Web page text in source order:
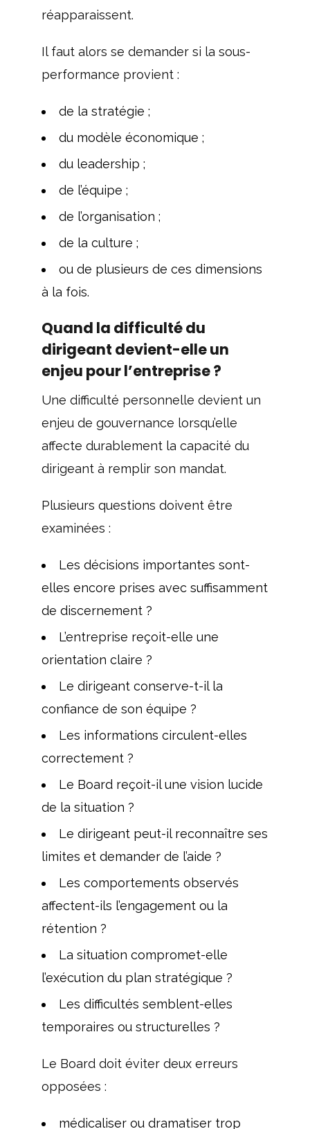
réapparaissent.
Il faut alors se demander si la sous-
performance provient :
de la stratégie ;
du modèle économique ;
du leadership ;
de l’équipe ;
de l’organisation ;
de la culture ;
ou de plusieurs de ces dimensions
à la fois.
Quand la difficulté du
dirigeant devient-elle un
enjeu pour l’entreprise ?
Une difficulté personnelle devient un
enjeu de gouvernance lorsqu’elle
affecte durablement la capacité du
dirigeant à remplir son mandat.
Plusieurs questions doivent être
examinées :
Les décisions importantes sont-
elles encore prises avec suffisamment
de discernement ?
L’entreprise reçoit-elle une
orientation claire ?
Le dirigeant conserve-t-il la
confiance de son équipe ?
Les informations circulent-elles
correctement ?
Le Board reçoit-il une vision lucide
de la situation ?
Le dirigeant peut-il reconnaître ses
limites et demander de l’aide ?
Les comportements observés
affectent-ils l’engagement ou la
rétention ?
La situation compromet-elle
l’exécution du plan stratégique ?
Les difficultés semblent-elles
temporaires ou structurelles ?
Le Board doit éviter deux erreurs
opposées :
médicaliser ou dramatiser trop